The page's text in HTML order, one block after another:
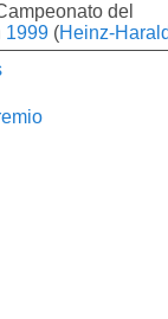
del
1999 (Heinz-